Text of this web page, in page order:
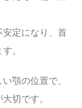
安定になり、首
。
顎の位置で、
切です。